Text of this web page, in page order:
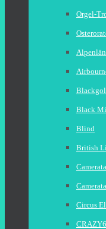
Orgel-
Black
Blind
British
Circus